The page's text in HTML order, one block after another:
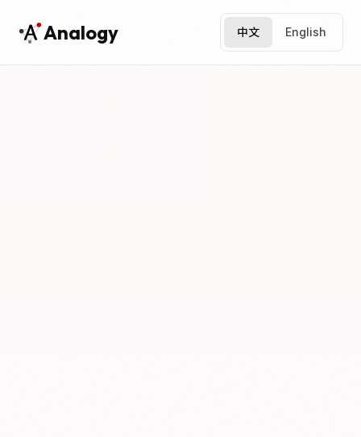
Analogy 中文 English